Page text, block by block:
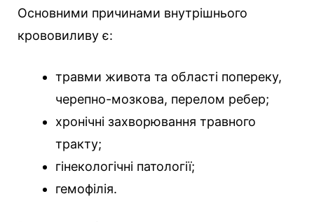
Основними причинами внутрішнього
крововиливу є:
травми живота та області попереку,
черепно-мозкова, перелом ребер;
хронічні захворювання травного
тракту;
гінекологічні патології;
гемофілія.